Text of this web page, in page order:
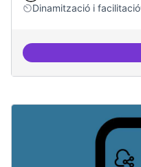
Dinamització i facilitació